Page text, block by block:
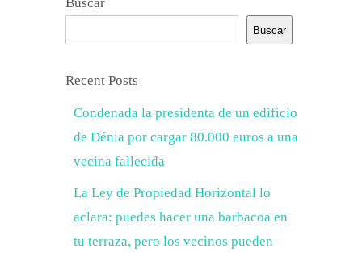
Buscar
Recent Posts
Condenada la presidenta de un edificio
de Dénia por cargar 80.000 euros a una
vecina fallecida
La Ley de Propiedad Horizontal lo
aclara: puedes hacer una barbacoa en
tu terraza, pero los vecinos pueden